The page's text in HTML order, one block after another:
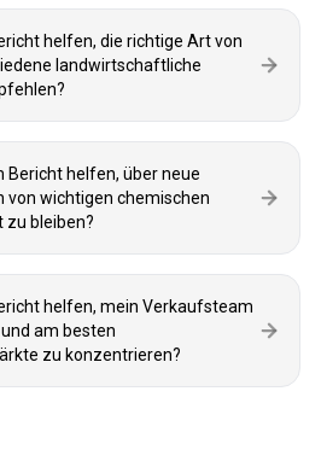
helfen, die richtige Art von
landwirtschaftliche
Bericht helfen, über neue
von wichtigen chemischen
bleiben?
helfen, mein Verkaufsteam
am besten
zu konzentrieren?